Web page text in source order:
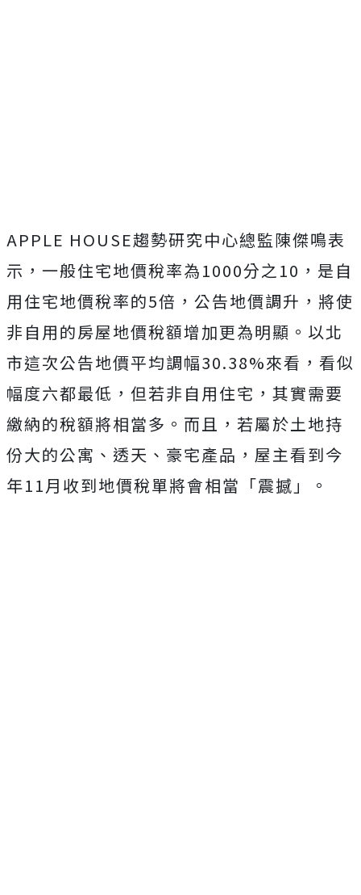
APPLE HOUSE趨勢研究中心總監陳傑鳴表
示，一般住宅地價稅率為1000分之10，是自
用住宅地價稅率的5倍，公告地價調升，將使
非自用的房屋地價稅額增加更為明顯。以北
市這次公告地價平均調幅30.38%來看，看似
幅度六都最低，但若非自用住宅，其實需要
繳納的稅額將相當多。而且，若屬於土地持
份大的公寓、透天、豪宅產品，屋主看到今
年11月收到地價稅單將會相當「震撼」。